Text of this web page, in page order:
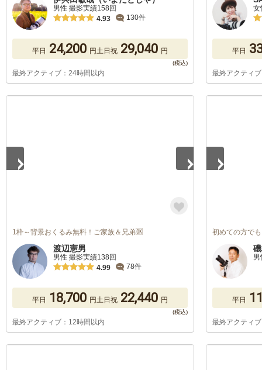
男性 撮影実績158回
4.93
130件
平日 24,200 円土日祝 29,040 円
最終アクティブ：24時間以内
女
平日
最終アクティ
1枠～背景おくるみ無料！ご家族＆兄弟🆗
渡辺憲男
男性 撮影実績138回
4.99
78件
平日 18,700 円土日祝 22,440 円
最終アクティブ：12時間以内
初めての方で
男
平日
最終アクティ